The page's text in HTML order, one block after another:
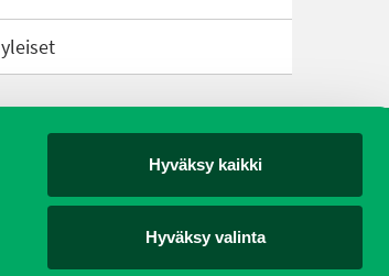
Hyväksy kaikki
Hyväksy valinta
yleiset